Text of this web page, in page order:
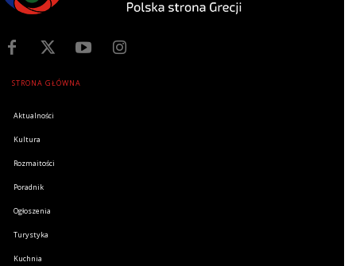
STRONA GŁÓWNA
Aktualności
Kultura
Rozmaitości
Poradnik
Ogłoszenia
Turystyka
Kuchnia